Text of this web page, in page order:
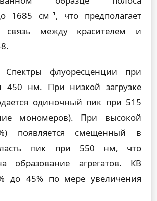
1685 см⁻¹, что предполагает
связь между красителем и
Спектры флуоресценции при
450 нм. При низкой загрузке
одиночный пик при 515
мономеров). При высокой
появляется смещенный в
пик при 550 нм, что
образование агрегатов. КВ
до 45% по мере увеличения